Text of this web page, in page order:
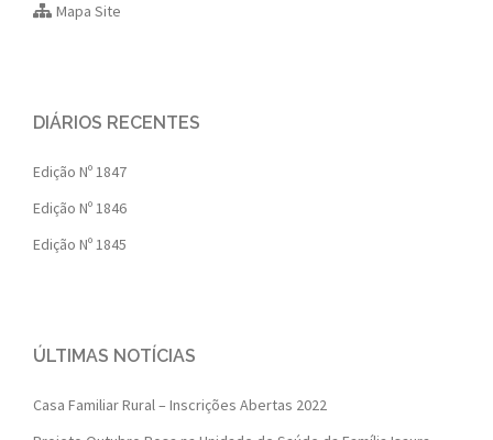
Mapa Site
DIÁRIOS RECENTES
Edição Nº 1847
Edição Nº 1846
Edição Nº 1845
ÚLTIMAS NOTÍCIAS
Casa Familiar Rural – Inscrições Abertas 2022